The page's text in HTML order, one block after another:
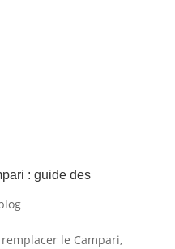
: guide des
le Campari,